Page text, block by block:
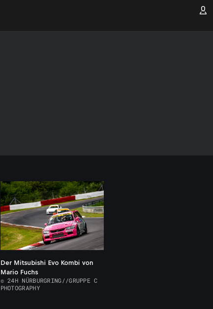
Der Mitsubishi Evo Kombi von
Mario Fuchs
© 24H NÜRBURGRING//GRUPPE C
PHOTOGRAPHY